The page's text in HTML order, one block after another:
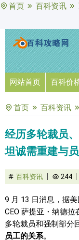
首页 百科资讯
网站首页 百科价
首页 百科资讯
经历多轮裁员
坦诚需重建与
百科资讯 244
9 月 13 日消息，据
CEO 萨提亚・纳德
多轮裁员和强制部分
员工的关系。